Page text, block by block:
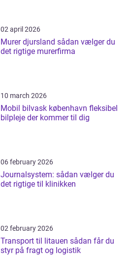
02 april 2026
Murer djursland sådan vælger du
det rigtige murerfirma
10 march 2026
Mobil bilvask københavn fleksibel
bilpleje der kommer til dig
06 february 2026
Journalsystem: sådan vælger du
det rigtige til klinikken
02 february 2026
Transport til litauen sådan får du
styr på fragt og logistik